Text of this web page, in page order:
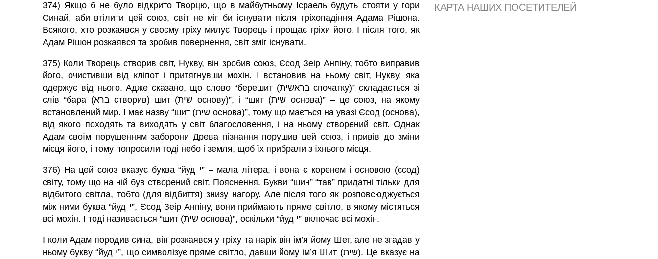
374) Якщо б не було відкрито Творцю, що в майбутньому Ісраель будуть стояти у гори
Синай, аби втілити цей союз, світ не міг би існувати після гріхопадіння Адама Рішона.
Всякого, хто розкаявся у своєму гріху милує Творець і прощає гріхи його. І після того, як
Адам Рішон розкаявся та зробив повернення, світ зміг існувати.
375) Коли Творець створив світ, Нукву, він зробив союз, Єсод Зеір Анпіну, тобто виправив
його, очистивши від кліпот і притягнувши мохін. І встановив на ньому світ, Нукву, яка
одержує від нього. Адже сказано, що слово “берешит (בראשית спочатку)” складається зі
слів “бара (ברא створив) шит (שית основу)”, і “шит (שית основа)” – це союз, на якому
встановлений мир. І має назву “шит (שית основа)”, тому що мається на увазі Єсод (основа),
від якого походять та виходять у світ благословення, і на ньому створений світ. Однак
Адамсвоїм порушенням заборони Древа пізнання порушив цей союз, і привів до зміни
місця його, і тому попросили тоді небо і земля, щоб їх прибрали з їхнього місця.
376) На цей союз вказує буква “йуд י” – мала літера, і вона є коренем і основою (єсод)
світу, тому що на ній був створений світ. Пояснення. Букви “шин” “тав” придатні тільки для
відбитого світла, тобто (для відбиття) знизу нагору. Але після того як розповсюджується
між ними буква “йуд י”, Єсод Зеір Анпіну, вони приймають пряме світло, в якому містяться
всі мохін. І тоді називається “шит (שית основа)”, оскільки “йуд י” включає всі мохін.
І коли Адам породив сина, він розкаявся у гріху та нарік він ім’я йому Шет, але не згадав у
ньому букву “йуд י”, що символізує пряме світло, давши йому ім’я Шит (שית). Це вказує на
КАРТА НАШИХ ПОСЕТИТЕЛЕЙ